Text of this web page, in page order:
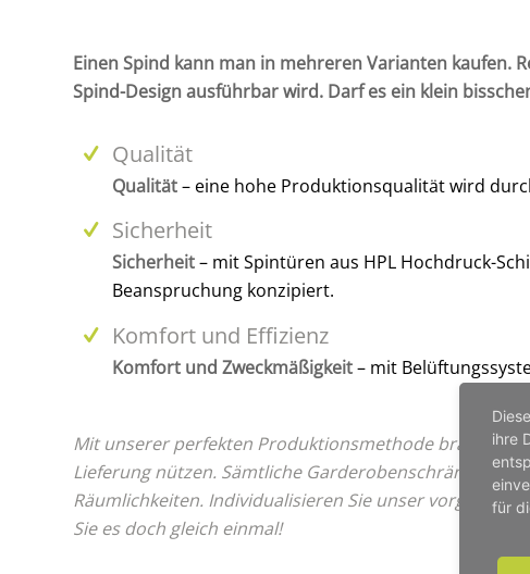
Einen Spind kann man in mehreren Varianten kaufen.
Spind-Design ausführbar wird. Darf es ein klein
Qualität
Qualität– eine hohe Produktionsqualität wird
Sicherheit
Sicherheit– mit Spintüren aus HPL Hochdruck-
Beanspruchung konzipiert.
Komfort und Effizienz
Komfort und Zweckmäßigkeit– mit
Mit unserer perfekten Produktionsmethode brauchen
Lieferung nützen. Sämtliche Garderobenschränke
Räumlichkeiten. Individualisieren Sie unser
Sie es doch gleich einmal!
ihre
für